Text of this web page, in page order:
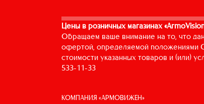
Цены в розничных магазинах
Обращаем ваше внимание на то, что
офертой, определяемой положениями
стоимости указанных товаров и (или)
533-11-33
КОМПАНИЯ «АРМОВИЖЕН»